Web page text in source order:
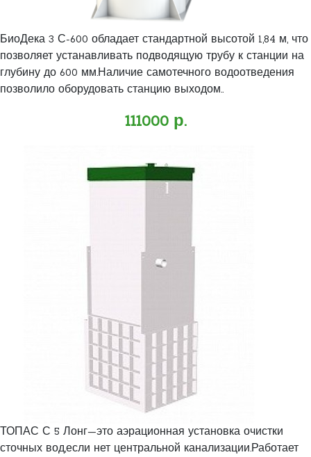
БиоДека 3 С-600 обладает стандартной высотой 1,84 м, что
позволяет устанавливать подводящую трубу к станции на
глубину до 600 мм.Наличие самотечного водоотведения
позволило оборудовать станцию выходом..
111000 р.
ТОПАС С 5 Лонг—это аэрационная установка очистки
сточных вод,если нет центральной канализации.Работает